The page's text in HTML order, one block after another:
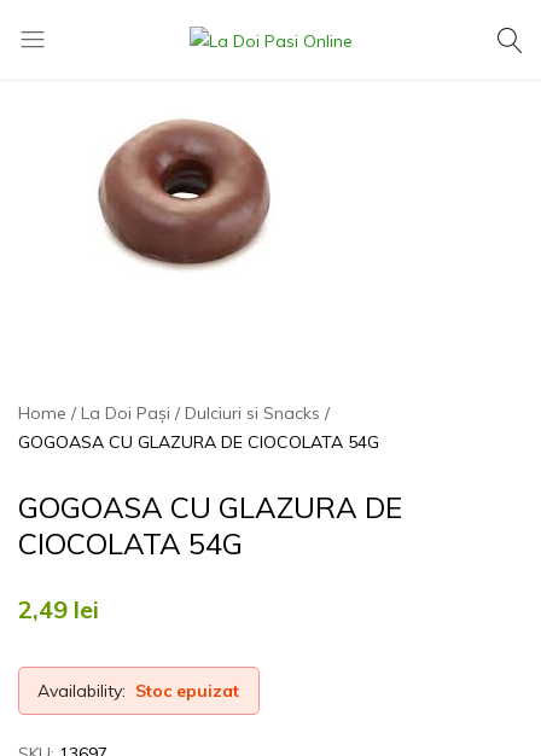
Pasi
Online
îți
dorești,
la
cel
mic
Home La Doi Pași
Dulciuri si Snacks
GOGOASA CU GLAZURA DE CIOCOLATA 54G
GOGOASA CU GLAZURA DE
CIOCOLATA 54G
2,49 lei
Availability: Stoc epuizat